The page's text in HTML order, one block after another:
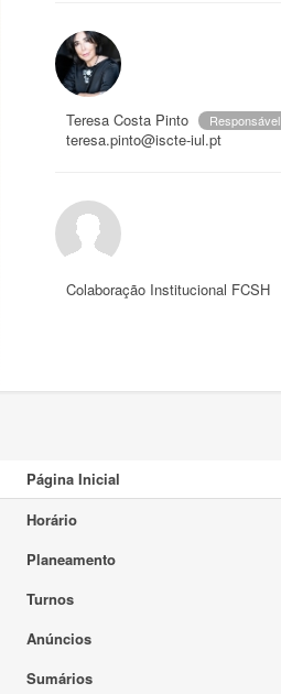
Teresa Costa Pinto Responsável
teresa.pinto@iscte-iul.pt
Colaboração Institucional FCSH
Página Inicial
Horário
Planeamento
Turnos
Anúncios
Sumários